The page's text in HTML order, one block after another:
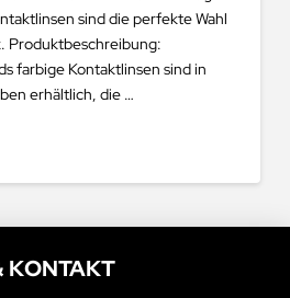
sind die perfekte Wahl
Produktbeschreibung:
farbige Kontaktlinsen sind in
erhältlich, die …
KONTAKT